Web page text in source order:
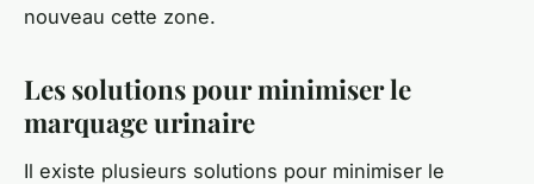
nouveau cette zone.
Les solutions pour minimiser le
marquage urinaire
Il existe plusieurs solutions pour minimiser le